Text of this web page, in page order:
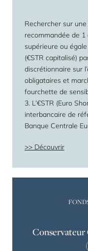
Rechercher sur
recommandée de
supérieure ou
(€STR capitalisé)
discrétionnaire sur
obligataires et
fourchette de
3. L’€STR (Euro
interbancaire de
Banque Centrale
Découvrir